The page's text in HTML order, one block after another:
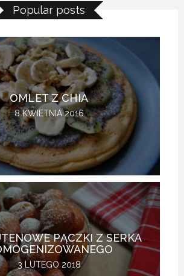
Popular posts
OMLET Z CHIA
8 KWIETNIA 2016
PĄCZKI Z SERKA
3 LUTEGO 2018